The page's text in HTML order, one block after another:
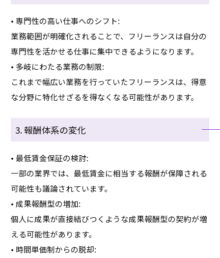
• 専門性の高い仕事へのシフト:
業務範囲が明確化されることで、フリーランスは自分の
専門性を活かせる仕事に集中できるようになります。
• 多岐にわたる業務の制限:
これまで幅広い業務を行っていたフリーランスは、得意
な分野に特化せざるを得なくなる可能性があります。
3. 報酬体系の変化
• 最低賃金保証の検討:
一部の業界では、最低賃金に相当する報酬が保障される
可能性も議論されています。
• 成果報酬型の増加:
個人に成果が直接結びつくような成果報酬型の契約が増
える可能性があります。
• 時間単価制からの脱却: